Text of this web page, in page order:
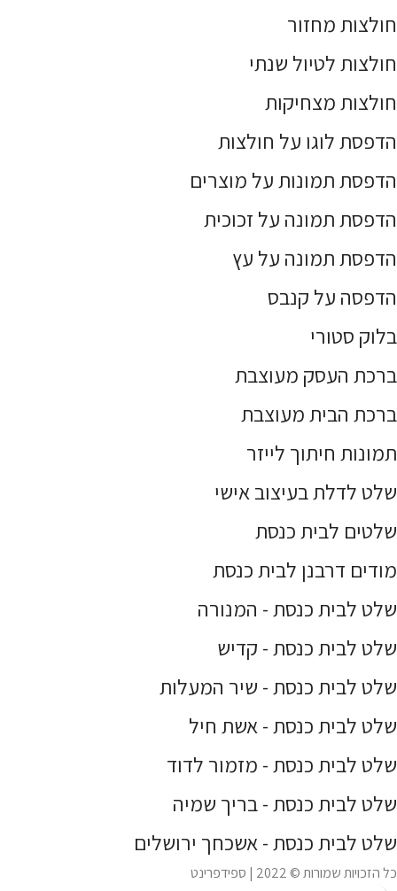
חולצות מחזור
חולצות לטיול שנתי
חולצות מצחיקות
הדפסת לוגו על חולצות
הדפסת תמונות על מוצרים
הדפסת תמונה על זכוכית
הדפסת תמונה על עץ
הדפסה על קנבס
בלוק סטורי
ברכת העסק מעוצבת
ברכת הבית מעוצבת
תמונות חיתוך לייזר
שלט לדלת בעיצוב אישי
שלטים לבית כנסת
מודים דרבנן לבית כנסת
שלט לבית כנסת - המנורה
שלט לבית כנסת - קדיש
שלט לבית כנסת - שיר המעלות
שלט לבית כנסת - אשת חיל
שלט לבית כנסת - מזמור לדוד
שלט לבית כנסת - בריך שמיה
שלט לבית כנסת - אשכחך ירושלים
כל הזכויות שמורות © 2022 | ספידפרינט